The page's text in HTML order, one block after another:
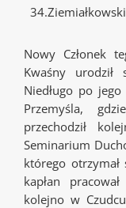
Nowy Członek
Kwaśny
Niedługo po
Przemyśla,
przechodził
Seminarium
którego
kapłan
kolejno w